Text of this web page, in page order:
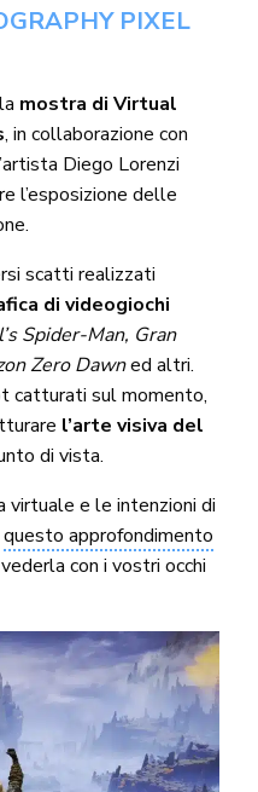
PIXEL
mostra di Virtual
, in collaborazione con
Diego Lorenzi
l’esposizione delle
scatti realizzati
di videogiochi
Spider-Man, Gran
Zero Dawned altri.
catturati sul momento,
l’arte visiva del
di vista.
virtuale e le intenzioni di
questo approfondimento
con i vostri occhi